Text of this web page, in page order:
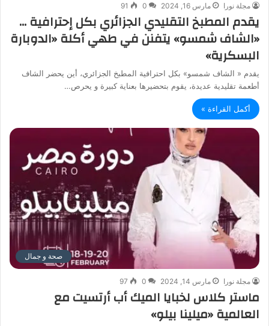
مجلة نورا مارس 16, 2024 0
91
يقدم المطبخ التقليدي الجزائري بكل إحترافية …
«الشاف شمسو» يتفنن في طهي أكلة «الدوبارة
البسكرية»
يقدم « الشاف شمسو» بكل احترافية المطبخ الجزائري، أين يحضر الشاف
أطعمة تقليدية عديدة، يقوم بتحضيرها بعناية كبيرة و يحرص…
أكمل القراءة »
صحة و جمال
مجلة نورا مارس 14, 2024 0
97
ماستر كلاس لخبايا الميك أب أرتسيت مع
العالمية «ميلينا بيلو»